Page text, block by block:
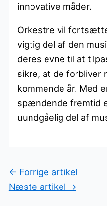
innovative måder.
Orkestre vil
vigtig del af den
deres evne til at
sikre, at de forbliver
kommende år. Med
spændende fremtid
uundgåelig del af
← Forrige artikel
Næste artikel →